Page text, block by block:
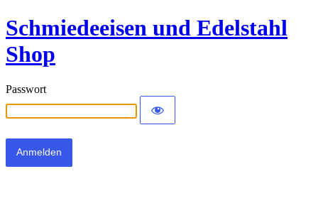
Schmiedeeisen und Edelstahl
Shop
Passwort